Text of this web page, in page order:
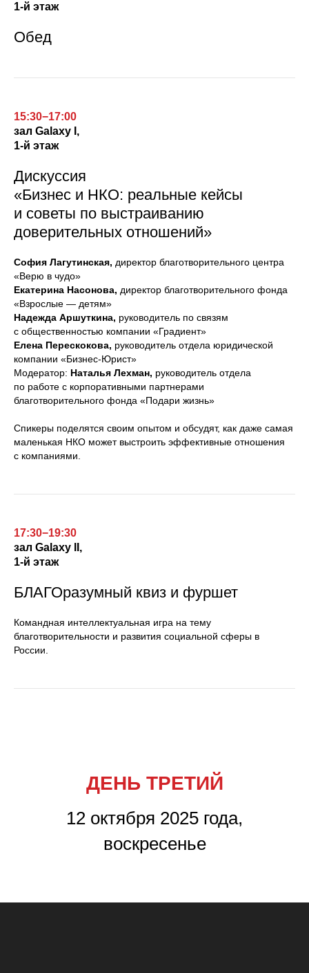
1-й этаж
Обед
15:30−17:00
зал Galaxy I,
1-й этаж
Дискуссия
«Бизнес и НКО: реальные кейсы
и советы по выстраиванию
доверительных отношений»
София Лагутинская, директор благотворительного центра
«Верю в чудо»
Екатерина Насонова, директор благотворительного фонда
«Взрослые — детям»
Надежда Аршуткина, руководитель по связям
с общественностью компании «Градиент»
Елена Перескокова, руководитель отдела юридической
компании «Бизнес-Юрист»
Модератор: Наталья Лехман, руководитель отдела
по работе с корпоративными партнерами
благотворительного фонда «Подари жизнь»
Спикеры поделятся своим опытом и обсудят, как даже самая
маленькая НКО может выстроить эффективные отношения
с компаниями.
17:30−19:30
зал Galaxy II,
1-й этаж
БЛАГОразумный квиз и фуршет
Командная интеллектуальная игра на тему
благотворительности и развития социальной сферы в
России.
ДЕНЬ ТРЕТИЙ
12 октября 2025 года,
воскресенье